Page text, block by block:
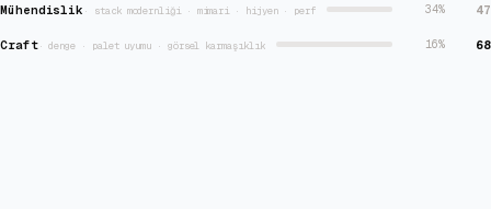
Mühendislik · stack modernliği · mimari · hijyen · perf 34% 47
Craft·denge · palet uyumu · görsel karmaşıklık 16% 68